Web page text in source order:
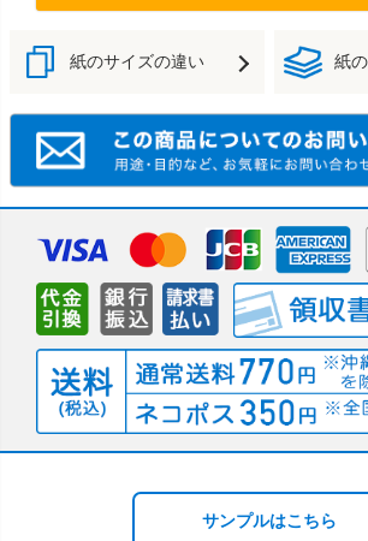
紙のサイズの違い 紙
サンプルはこちら